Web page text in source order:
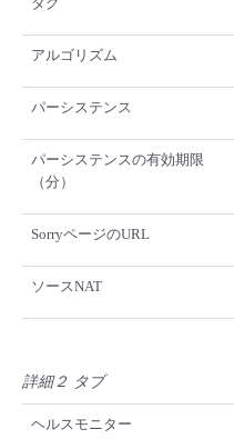
アルゴリズム
パーシステンス
パーシステンスの有効期限
（分）
SorryページのURL
ソースNAT
詳細２ タブ
ヘルスモニター